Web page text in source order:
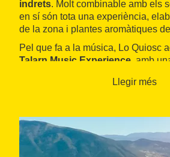
indrets. Molt combinable amb els
en sí són tota una experiència,
de la zona i plantes aromàtiques
Pel que fa a la música, Lo Quiosc
Talarn Music Experience , amb
Llegir més